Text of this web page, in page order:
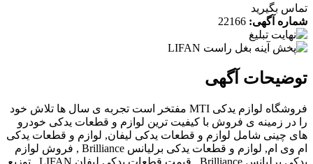
22166
آگهی
فروشگاه لوازم یدکی MTI مفتخر است تجربه ی سال ها تلاش خود
ی فروش با کیفیت ترین لوازم و قطعات یدکی خودرو
شامل لوازم و قطعات یدکی لیفان, لوازم و قطعات یدکی
ام وی ام, لوازم و قطعات یدکی برلیانس Brilliance , فروش لوازم
یدکی برلیانس Brilliance , قیمت قطعات یدکی لیفان LIFAN , توزیع